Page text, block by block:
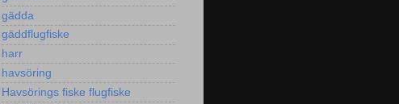
gädda
gäddflugfiske
harr
havsöring
Havsörings fiske flugfiske